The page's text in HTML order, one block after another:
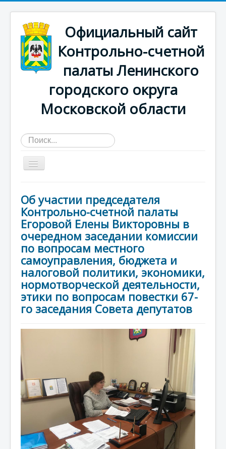
Официальный сайт
Контрольно-счетной
палаты Ленинского
городского округа
Московской области
Искать...
О КСП
Деятельность счетной палаты
Противодействие коррупции
Взаимодействие
Новости
Контакты
Об участии председателя
Контрольно-счетной палаты
Егоровой Елены Викторовны в
очередном заседании комиссии
по вопросам местного
самоуправления, бюджета и
налоговой политики, экономики,
нормотворческой деятельности,
этики по вопросам повестки 67-
го заседания Совета депутатов